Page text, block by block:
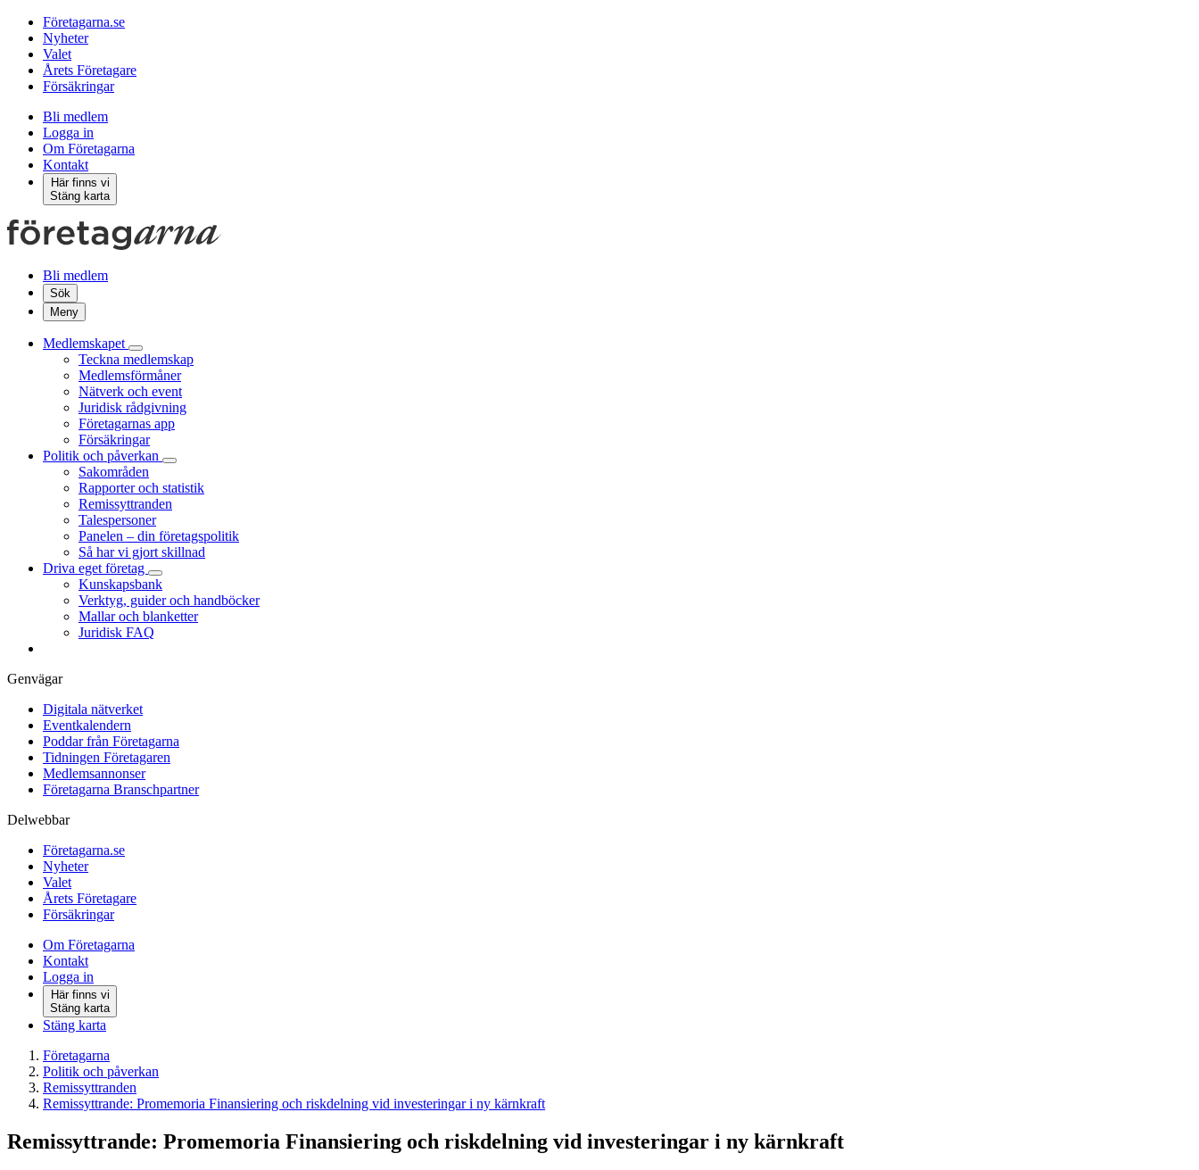
Företagarna.se
Nyheter
Valet
Årets Företagare
Försäkringar
Bli medlem
Logga in
Om Företagarna
Kontakt
Här finns vi
Stäng karta
Bli medlem
Sök
Meny
Medlemskapet
Teckna medlemskap
Medlemsförmåner
Nätverk och event
Juridisk rådgivning
Företagarnas app
Försäkringar
Politik och påverkan
Sakområden
Rapporter och statistik
Remissyttranden
Talespersoner
Panelen – din företagspolitik
Så har vi gjort skillnad
Driva eget företag
Kunskapsbank
Verktyg, guider och handböcker
Mallar och blanketter
Juridisk FAQ
Genvägar
Digitala nätverket
Eventkalendern
Poddar från Företagarna
Tidningen Företagaren
Medlemsannonser
Företagarna Branschpartner
Delwebbar
Företagarna.se
Nyheter
Valet
Årets Företagare
Försäkringar
Om Företagarna
Kontakt
Logga in
Här finns vi
Stäng karta
Stäng karta
Företagarna
Politik och påverkan
Remissyttranden
Remissyttrande: Promemoria Finansiering och riskdelning vid investeringar i ny kärnkraft
Remissyttrande: Promemoria Finansiering och riskdelning vid investeringar i ny kärnkraft